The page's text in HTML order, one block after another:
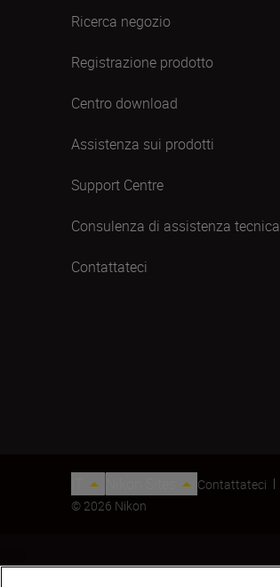
Ricerca negozio
Registrazione prodotto
Centro download
Assistenza sui prodotti
Support Centre
Consulenza di assistenza tecnica
Contattateci
Contattateci
© 2026 Nikon